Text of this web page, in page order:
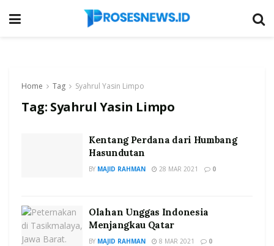
Home Tag Syahrul Yasin Limpo
Tag: Syahrul Yasin Limpo
Kentang Perdana dari Humbang
Hasundutan
BY MAJID RAHMAN 28 MAR 2021 0
Olahan Unggas Indonesia
Menjangkau Qatar
BY MAJID RAHMAN 8 MAR 2021 0